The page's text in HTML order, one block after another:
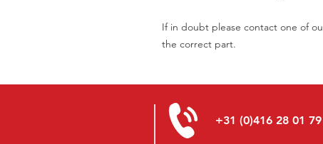
If in doubt please contact one of
the correct part.
+31 (0)416 28 01 79